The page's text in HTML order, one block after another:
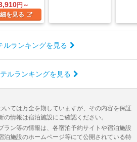
円～
を見る
ルランキングを見る
ルランキングを見る
いては万全を期していますが、その内容を保証
情報は宿泊施設にご確認ください。
ラン等の情報は、各宿泊予約サイトや宿泊施設
泊施設のホームページ等にて公開されている特